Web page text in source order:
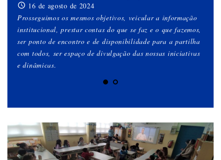
16 de agosto de 2024
Prosseguimos os mesmos objetivos, veicular a informação
institucional, prestar contas do que se faz e o que fazemos,
ser ponto de encontro e de disponibilidade para a partilha
com todos, ser espaço de divulgação das nossas iniciativas
e dinâmicas.